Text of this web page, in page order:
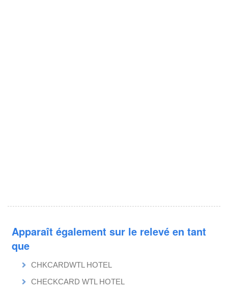
Apparaît également sur le relevé en tant
que
CHKCARDWTL HOTEL
CHECKCARD WTL HOTEL